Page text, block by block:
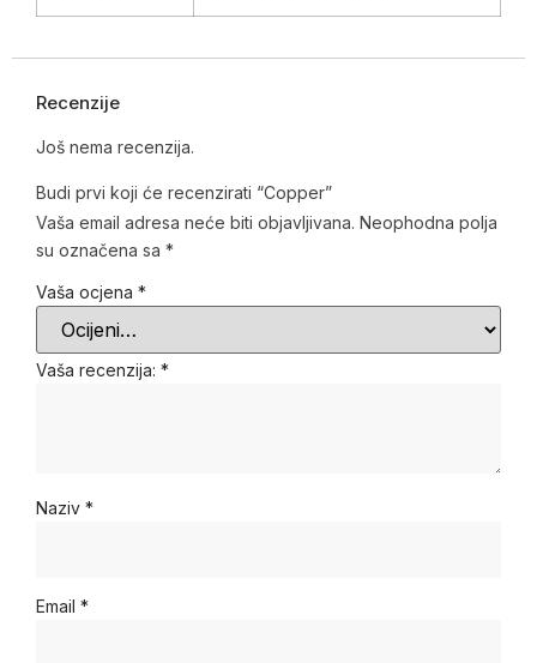
Recenzije
Još nema recenzija.
Budi prvi koji će recenzirati “Copper”
Vaša email adresa neće biti objavljivana. Neophodna polja
su označena sa *
Vaša ocjena *
Vaša recenzija: *
Naziv *
Email *